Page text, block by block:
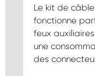
Le kit de
fonctionne
feux
une
des